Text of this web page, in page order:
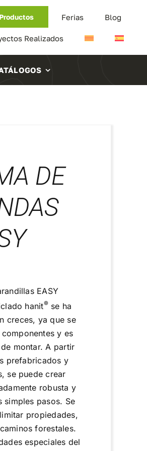
Productos Ferias Blog
Realizados
DE
EASY
hanit®se ha
creces, ya que se
y es
montar. A partir
prefabricados y
se puede crear
robusta y
simples pasos. Se
propiedades,
forestales.
especiales del